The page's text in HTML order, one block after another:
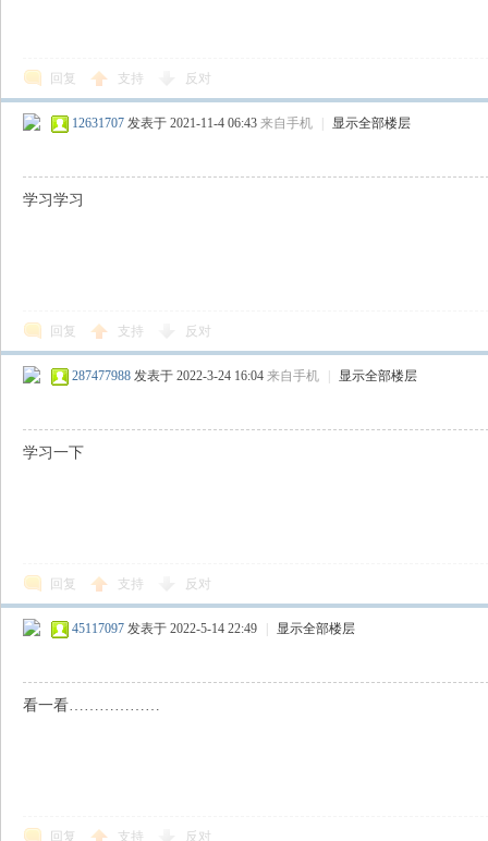
回复 支持 反对
12631707 发表于 2021-11-4 06:43 来自手机 显示全部楼层
学习学习
回复 支持 反对
287477988 发表于 2022-3-24 16:04 来自手机 显示全部楼层
学习一下
回复 支持 反对
45117097 发表于 2022-5-14 22:49 显示全部楼层
看一看………………
回复 支持 反对